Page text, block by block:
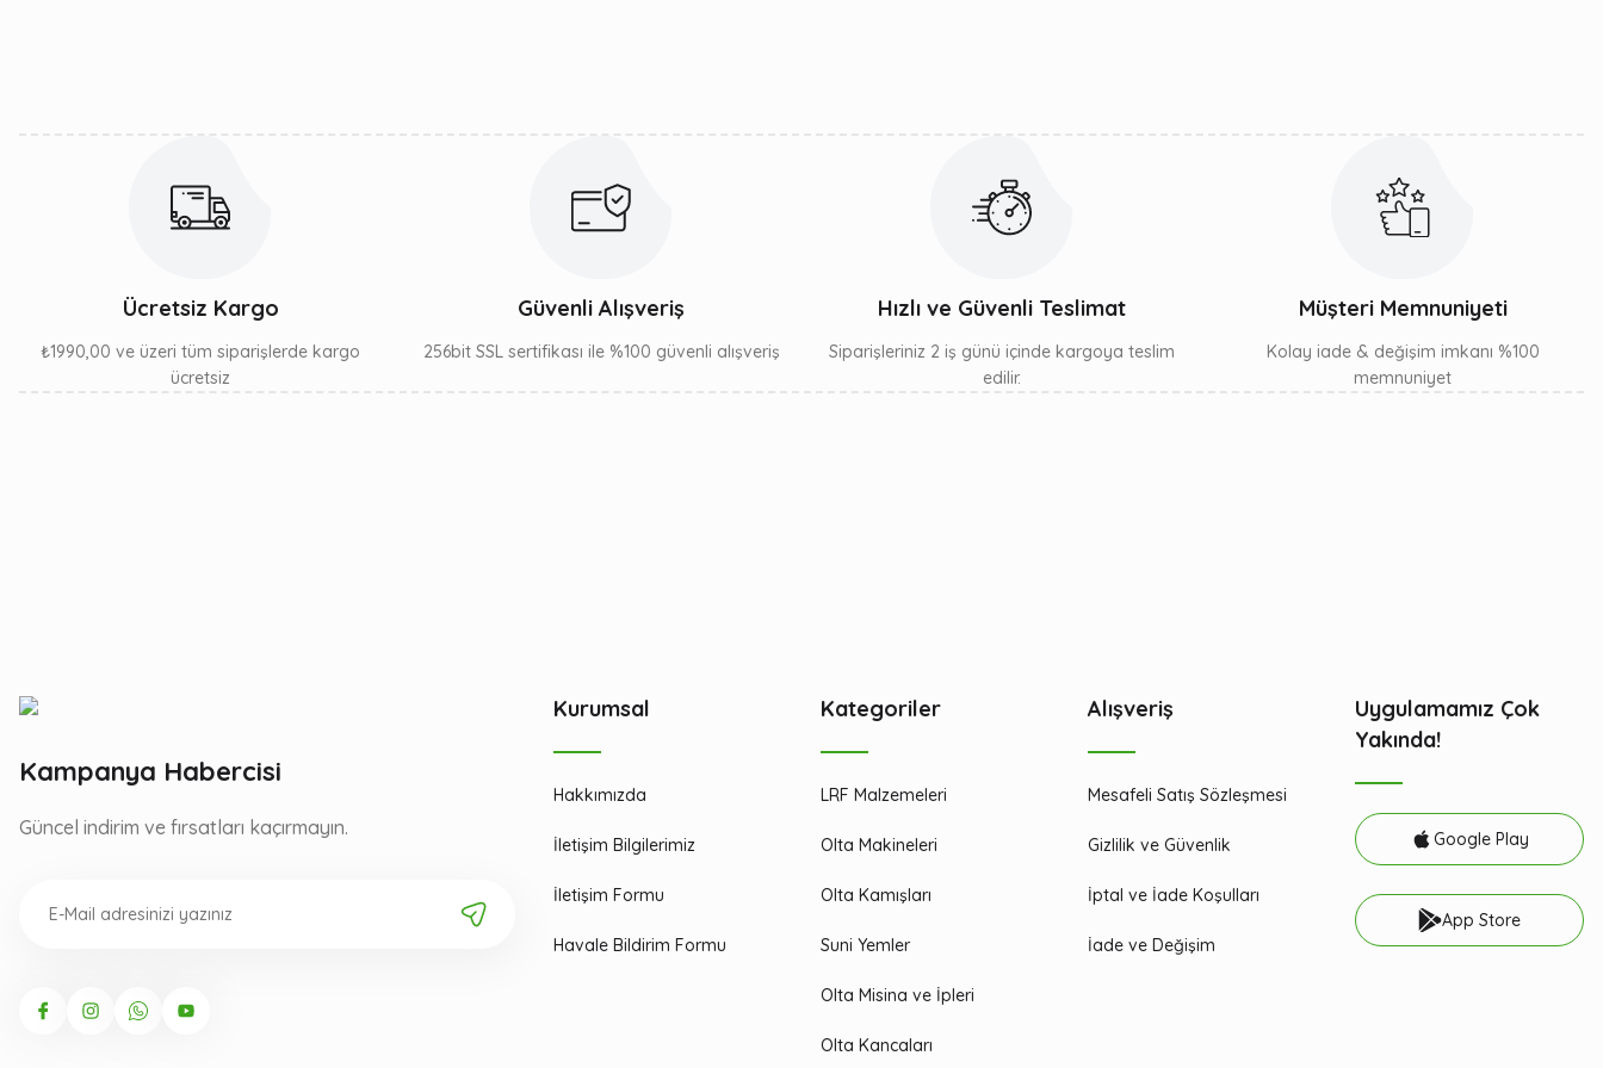
Ücretsiz Kargo
₺1990,00 ve üzeri tüm siparişlerde kargo
ücretsiz
Güvenli Alışveriş
256bit SSL sertifikası ile %100 güvenli alışveriş
Hızlı ve Güvenli Teslimat
Siparişleriniz 2 iş günü içinde kargoya teslim
edilir.
Müşteri Memnuniyeti
Kolay iade & değişim imkanı %100
memnuniyet
Kampanya Habercisi
Güncel indirim ve fırsatları kaçırmayın.
Kurumsal
Hakkımızda
İletişim Bilgilerimiz
İletişim Formu
Havale Bildirim Formu
Kategoriler
LRF Malzemeleri
Olta Makineleri
Olta Kamışları
Suni Yemler
Olta Misina ve İpleri
Olta Kancaları
Alışveriş
Mesafeli Satış Sözleşmesi
Gizlilik ve Güvenlik
İptal ve İade Koşulları
İade ve Değişim
Uygulamamız Çok
Yakında!
Google Play
App Store